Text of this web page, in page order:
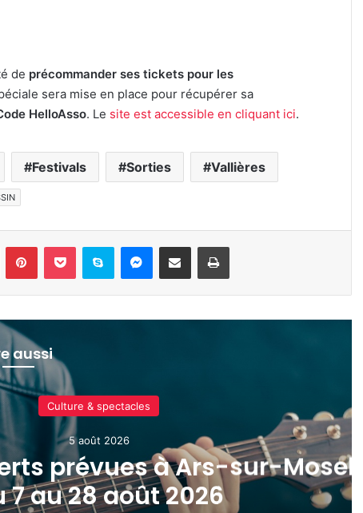
de précommander ses tickets pour les
sera mise en place pour récupérer sa
HelloAsso. Le site est accessible en cliquant ici.
Festivals Sorties Vallières
PinterestPocket Skype Messenger
Partager par e-mail Imprimer
aussi
Culture & spectacles
5 août 2026
prévues à Ars-sur-Moselle
au 28 août 2026